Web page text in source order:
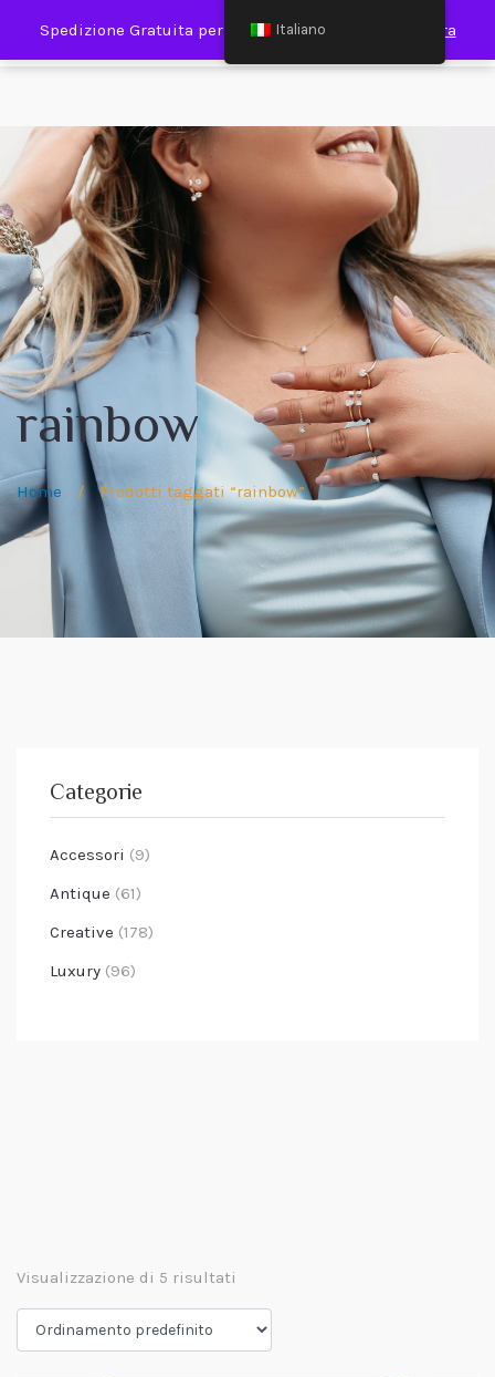
Spedizione Gratuita per Spesa Minima €120,00 Ignora
rainbow
Home / Prodotti taggati “rainbow”
Visualizzazione di 5 risultati
Categorie
Accessori (9)
Antique (61)
Creative (178)
Luxury (96)
Italiano